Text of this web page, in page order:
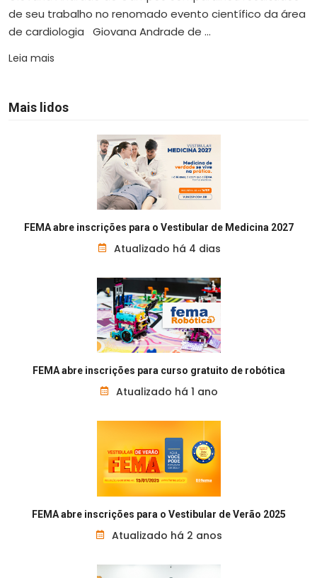
de seu trabalho no renomado evento científico da área
de cardiologia Giovana Andrade de ...
Leia mais
Mais lidos
FEMA abre inscrições para o Vestibular de Medicina 2027
Atualizado há 4 dias
FEMA abre inscrições para curso gratuito de robótica
Atualizado há 1 ano
FEMA abre inscrições para o Vestibular de Verão 2025
Atualizado há 2 anos